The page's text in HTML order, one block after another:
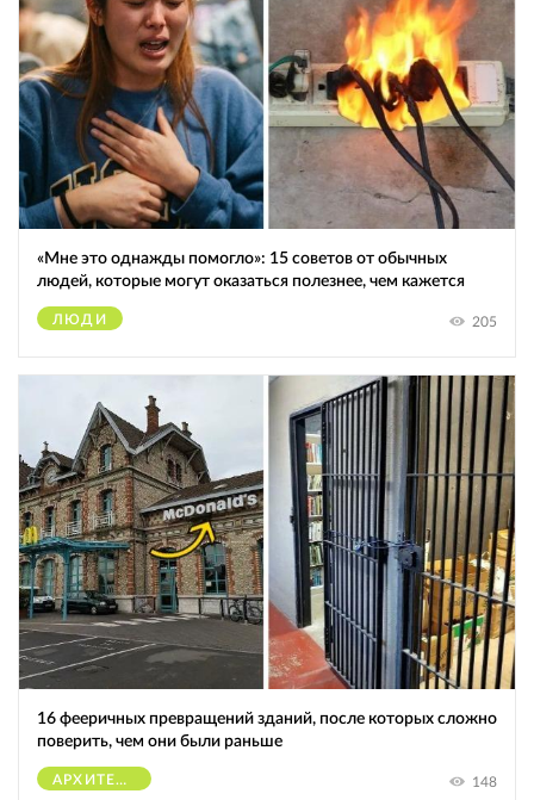
«Мне это однажды помогло»: 15 советов от обычных
людей, которые могут оказаться полезнее, чем кажется
ЛЮДИ 205
16 фееричных превращений зданий, после которых сложно
поверить, чем они были раньше
АРХИТЕКТУРА 148